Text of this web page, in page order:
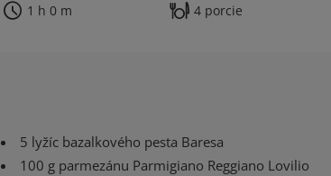
1 h 0 m 4 porcie
5 lyžíc bazalkového pesta Baresa
100 g parmezánu Parmigiano Reggiano Lovilio